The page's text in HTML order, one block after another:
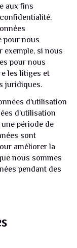
aux fins
pour nous
exemple, si nous
pour nous
les litiges et
juridiques.
d'utilisation
d'utilisation
période de
sont
améliorer la
nous sommes
pendant des